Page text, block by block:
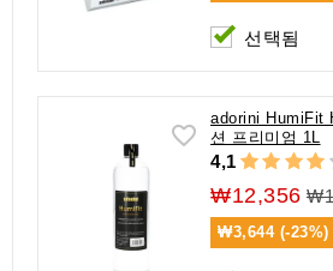
선택됨
adorini HumiFit
션 프리미엄 1L
4,1
₩12,356
₩3,644 (-23%)